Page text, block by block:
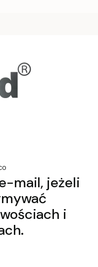
mail, jeżeli
i